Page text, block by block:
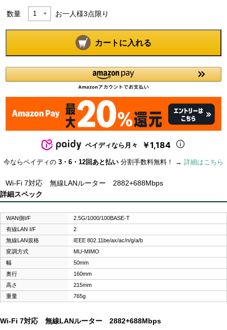
数量 お一人様3点限り
カートに入れる
ペイディなら月々 ￥1,184
今ならペイディの 3・6・12回あと払い 分割手数料無料！ → 詳細はこちら
Wi-Fi 7対応 無線LANルーター 2882+688Mbps
詳細スペック
WAN側I/F
2.5G/1000/100BASE-T
有線LAN I/F
2
無線LAN規格
IEEE 802.11be/ax/ac/n/g/a/b
変調方式
MU-MIMO
幅
50mm
奥行
160mm
高さ
215mm
重量
765g
Wi-Fi 7対応 無線LANルーター 2882+688Mbps